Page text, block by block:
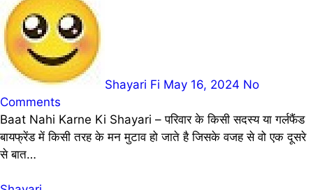
Shayari Fi May 16, 2024 No
Comments
Baat Nahi Karne Ki Shayari – परिवार के किसी सदस्य या गर्लफैंड
बायफ्रेंड में किसी तरह के मन मुटाव हो जाते है जिसके वजह से वो एक दूसरे
से बात…